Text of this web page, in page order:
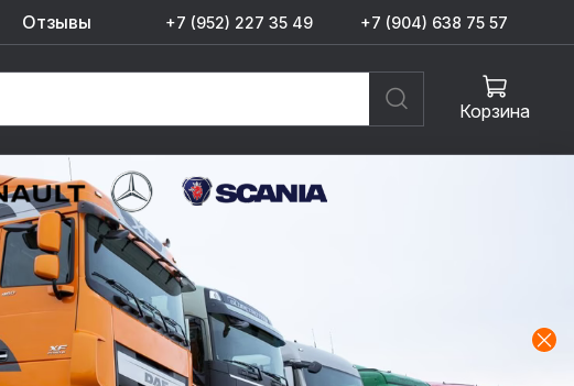
Отзывы +7 (952) 227 35 49 +7 (904) 638 75 57
Корзина